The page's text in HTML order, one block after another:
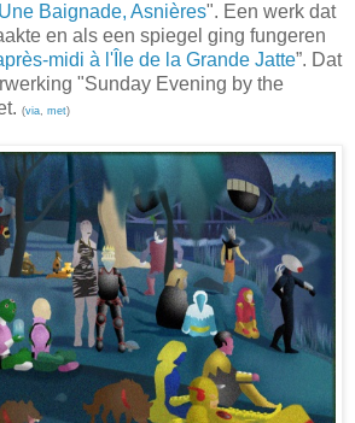
Une Baignade, Asnières". Een werk dat
en als een spiegel ging fungeren
midi à l'Île de la Grande Jatte”. Dat
"Sunday Evening by the
(via, met)